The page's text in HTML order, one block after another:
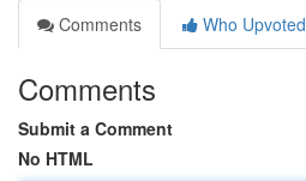
Comments
Who Upvoted
Comments
Submit a Comment
No HTML